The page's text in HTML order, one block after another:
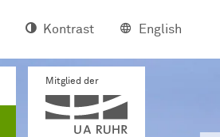
Kontrast English
Mitglied der